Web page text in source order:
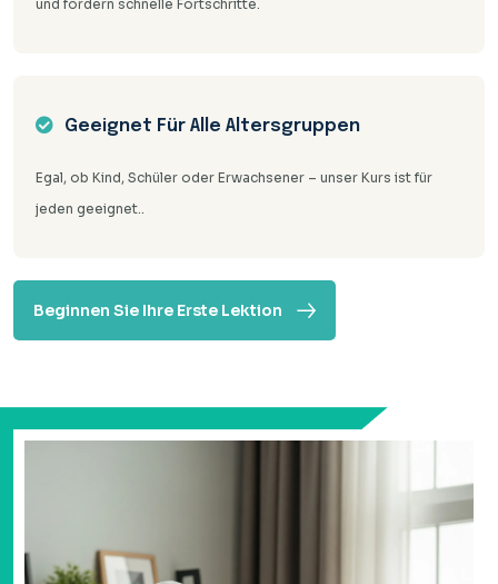
und fördern schnelle Fortschritte.
Geeignet Für Alle Altersgruppen
Egal, ob Kind, Schüler oder Erwachsener – unser Kurs ist für
jeden geeignet..
Beginnen Sie Ihre Erste Lektion